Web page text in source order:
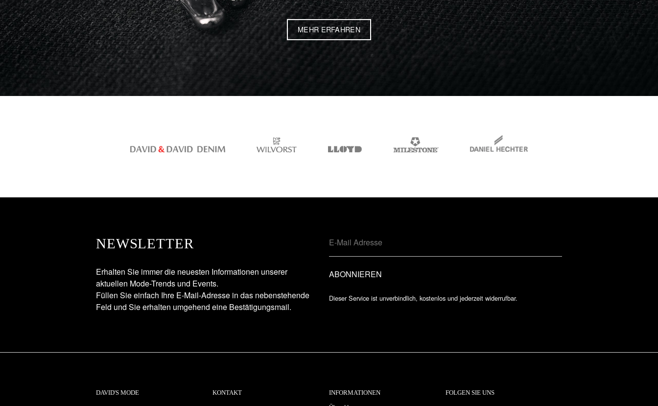
MEHR ERFAHREN
NEWSLETTER
Erhalten Sie immer die neuesten Informationen unserer
aktuellen Mode-Trends und Events.
Füllen Sie einfach Ihre E-Mail-Adresse in das nebenstehende
Feld und Sie erhalten umgehend eine Bestätigungsmail.
Dieser Service ist unverbindlich, kostenlos und jederzeit widerrufbar.
DAVID'S MODE KONTAKT INFORMATIONEN FOLGEN SIE UNS